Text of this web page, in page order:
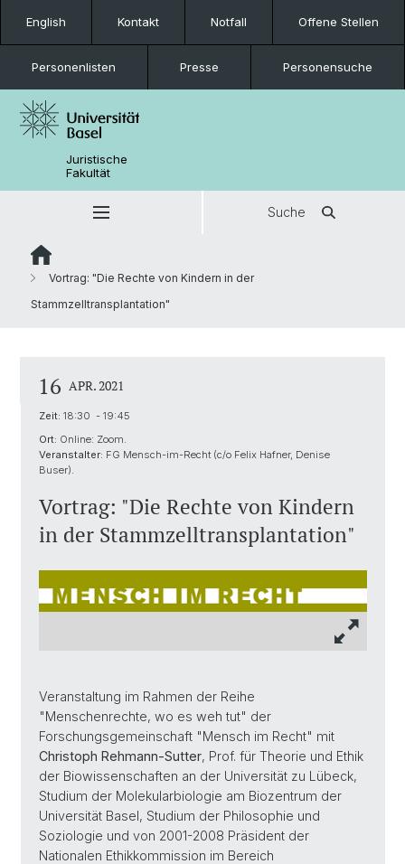
English Kontakt Notfall Offene Stellen
Personenlisten Presse Personensuche
Juristische
Fakultät
Suche
Vortrag: "Die Rechte von Kindern in der
Stammzelltransplantation"
16 APR. 2021
Zeit: 18:30 - 19:45
Ort: Online: Zoom.
Veranstalter: FG Mensch-im-Recht (c/o Felix Hafner, Denise
Buser).
Vortrag: "Die Rechte von Kindern
in der Stammzelltransplantation"
Veranstaltung im Rahmen der Reihe
"Menschenrechte, wo es weh tut" der
Forschungsgemeinschaft "Mensch im Recht" mit
Christoph Rehmann-Sutter, Prof. für Theorie und Ethik
der Biowissenschaften an der Universität zu Lübeck,
Studium der Molekularbiologie am Biozentrum der
Universität Basel, Studium der Philosophie und
Soziologie und von 2001-2008 Präsident der
Nationalen Ethikkommission im Bereich